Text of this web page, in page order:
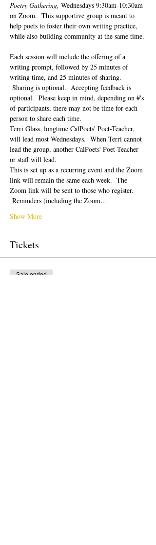
Poetry Gathering, Wednesdays 9:30am-10:30am
on Zoom.  This supportive group is meant to
help poets to foster their own writing practice,
while also building community at the same time.
Each session will include the offering of a
writing prompt, followed by 25 minutes of
writing time, and 25 minutes of sharing.
Sharing is optional.  Accepting feedback is
optional.  Please keep in mind, depending on #'s
of participants, there may not be time for each
person to share each time.
Terri Glass, longtime CalPoets' Poet-Teacher,
will lead most Wednesdays.  When Terri cannot
lead the group, another CalPoets' Poet-Teacher
or staff will lead.
This is set up as a recurring event and the Zoom
link will remain the same each week.  The
Zoom link will be sent to those who register.
Reminders (including the Zoom…
Show More
Tickets
Sale ended